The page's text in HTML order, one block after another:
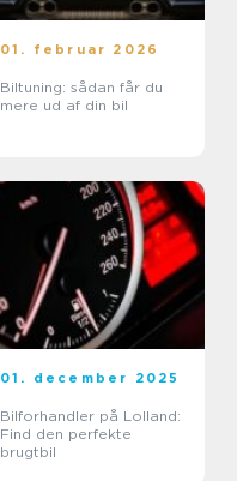
01. februar 2026
Biltuning: sådan får du
mere ud af din bil
01. december 2025
Bilforhandler på Lolland:
Find den perfekte
brugtbil